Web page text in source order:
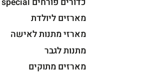
מארזים ליולדת
מארזי מתנות לאישה
מתנות לגבר
מארזים מתוקים